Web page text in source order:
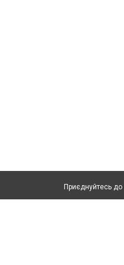
Приєднуйтесь до